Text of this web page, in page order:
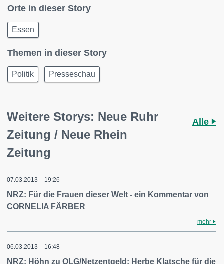
Orte in dieser Story
Essen
Themen in dieser Story
Politik Presseschau
Weitere Storys: Neue Ruhr
Zeitung / Neue Rhein
Zeitung
Alle
07.03.2013 – 19:26
NRZ: Für die Frauen dieser Welt - ein Kommentar von
CORNELIA FÄRBER
mehr
06.03.2013 – 16:48
NRZ: Höhn zu OLG/Netzentgeld: Herbe Klatsche für die